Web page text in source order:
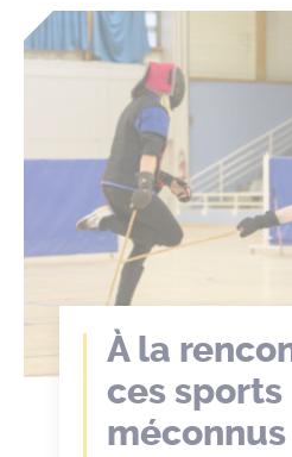
À la
ces sports
méconnus